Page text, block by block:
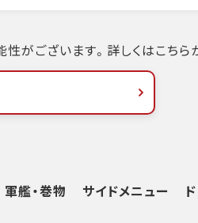
がございます。詳しくはこちら
軍艦・巻物 サイドメニュー